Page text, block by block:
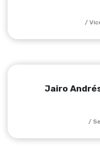
/
Jairo
/